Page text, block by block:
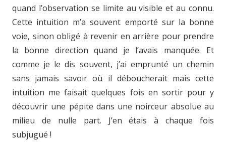
quand l’observation se limite au visible et au connu.
Cette intuition m’a souvent emporté sur la bonne
voie, sinon obligé à revenir en arrière pour prendre
la bonne direction quand je l’avais manquée. Et
comme je le dis souvent, j’ai emprunté un chemin
sans jamais savoir où il déboucherait mais cette
intuition me faisait quelques fois en sortir pour y
découvrir une pépite dans une noirceur absolue au
milieu de nulle part. J’en étais à chaque fois
subjugué !